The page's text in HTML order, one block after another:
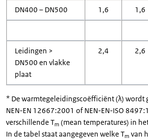
DN400 – DN500 1,6 1,6
Leidingen >
DN500 en vlakke
plaat
2,4 2,6
* De warmtegeleidingscoëfficiënt (λ) wordt
NEN-EN 12667:2001 of NEN-EN-ISO
verschillende Tm (mean temperatures) in
In de tabel staat aangegeven welke Tm van